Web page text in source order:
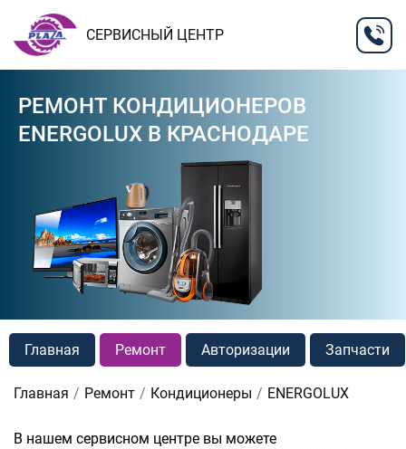
СЕРВИСНЫЙ ЦЕНТР
РЕМОНТ КОНДИЦИОНЕРОВ
ENERGOLUX В КРАСНОДАРЕ
Главная Ремонт Авторизации Запчасти
Главная Ремонт Кондиционеры ENERGOLUX
В нашем сервисном центре вы можете